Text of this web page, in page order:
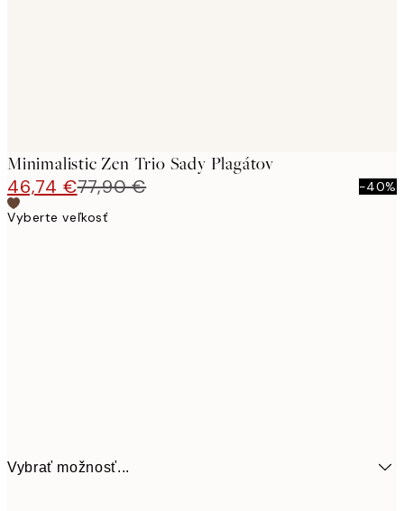
Minimalistic Zen Trio Sady Plagátov
46,74 €77,90 €
-40%
Vyberte veľkosť
Vybrať možnosť...